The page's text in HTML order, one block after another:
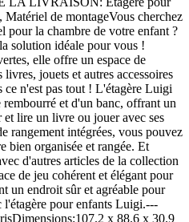
de montageVous cherchez
pour la chambre de votre enfant ?
solution idéale pour vous !
elle offre un espace de
jouets et autres accessoires
n'est pas tout ! L'étagère Luigi
rembourré et d'un banc, offrant un
et lire un livre ou jouer avec ses
rangement intégrées, vous pouvez
bien organisée et rangée. Et
d'autres articles de la collection
de jeu cohérent et élégant pour
un endroit sûr et agréable pour
l'étagère pour enfants Luigi.---
x 88.6 x 30.9